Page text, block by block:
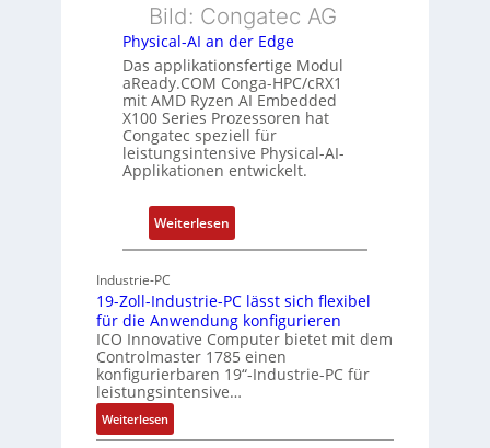
ü
b
e
r
w
a
c
h
u
n
g
i
s
t
u
n
g
e
E
t
h
e
r
c
a
t
-
A
c
h
i
t
e
Bild: Congatec AG
Physical-AI an der Edge
Das applikationsfertige Modul
aReady.COM Conga-HPC/cRX1
mit AMD Ryzen AI Embedded
X100 Series Prozessoren hat
Congatec speziell für
leistungsintensive Physical-AI-
Applikationen entwickelt.
Weiterlesen:
P
s
i
c
a
Industrie-PC
19-Zoll-Industrie-PC lässt sich flexibel
für die Anwendung konfigurieren
ICO Innovative Computer bietet mit dem
Controlmaster 1785 einen
konfigurierbaren 19“-Industrie-PC für
leistungsintensive…
Weiterlesen:
1